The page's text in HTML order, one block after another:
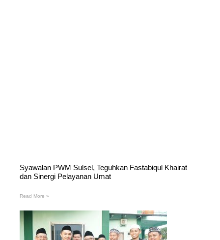
Syawalan PWM Sulsel, Teguhkan Fastabiqul Khairat
dan Sinergi Pelayanan Umat
Read More »